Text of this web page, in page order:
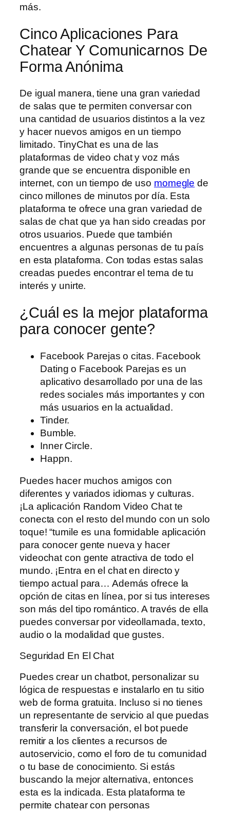
más.
Cinco Aplicaciones Para
Chatear Y Comunicarnos De
Forma Anónima
De igual manera, tiene una gran variedad
de salas que te permiten conversar con
una cantidad de usuarios distintos a la vez
y hacer nuevos amigos en un tiempo
limitado. TinyChat es una de las
plataformas de video chat y voz más
grande que se encuentra disponible en
internet, con un tiempo de uso momegle de
cinco millones de minutos por día. Esta
plataforma te ofrece una gran variedad de
salas de chat que ya han sido creadas por
otros usuarios. Puede que también
encuentres a algunas personas de tu país
en esta plataforma. Con todas estas salas
creadas puedes encontrar el tema de tu
interés y unirte.
¿Cuál es la mejor plataforma
para conocer gente?
Facebook Parejas o citas. Facebook
Dating o Facebook Parejas es un
aplicativo desarrollado por una de las
redes sociales más importantes y con
más usuarios en la actualidad.
Tinder.
Bumble.
Inner Circle.
Happn.
Puedes hacer muchos amigos con
diferentes y variados idiomas y culturas.
¡La aplicación Random Video Chat te
conecta con el resto del mundo con un solo
toque! “tumile es una formidable aplicación
para conocer gente nueva y hacer
videochat con gente atractiva de todo el
mundo. ¡Entra en el chat en directo y
tiempo actual para… Además ofrece la
opción de citas en línea, por si tus intereses
son más del tipo romántico. A través de ella
puedes conversar por videollamada, texto,
audio o la modalidad que gustes.
Seguridad En El Chat
Puedes crear un chatbot, personalizar su
lógica de respuestas e instalarlo en tu sitio
web de forma gratuita. Incluso si no tienes
un representante de servicio al que puedas
transferir la conversación, el bot puede
remitir a los clientes a recursos de
autoservicio, como el foro de tu comunidad
o tu base de conocimiento. Si estás
buscando la mejor alternativa, entonces
esta es la indicada. Esta plataforma te
permite chatear con personas